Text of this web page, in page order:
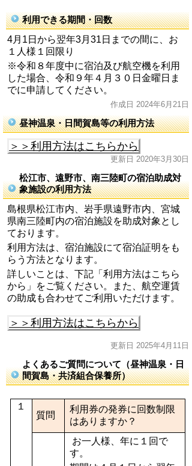
利用できる期間・回数
4月1日から翌年3月31日までの間に、お
１人様１回限り
※令和８年度中に宿泊及び航空機を利用
した場合、令和９年４月３０日金曜日ま
でに申請してください。
作成日 2024年6月21日
昼神温泉・日間賀島等の利用方法
＞＞利用方法はこちらから
更新日 2020年3月30日
松江市、遠野市、南三陸町の宿泊助成対
象施設の利用方法
島根県松江市内 、岩手県遠野市内、宮城
県南三陸町内の宿泊施設を助成対象とし
ております。
利用方法は、宿泊施設にて宿泊証明をも
らう方法となります。
詳しいことは、下記「利用方法はこちら
から」をご覧ください。また、航空運賃
の助成も合わせてご利用いただけます。
＞＞利用方法はこちらから
更新日 2025年4月11日
よくあるご質問について（昼神温泉・日
間賀島・共済組合保養所）
１
質問
利用券の発券に回数制限
はありますか？
お一人様、年に１回で
す。